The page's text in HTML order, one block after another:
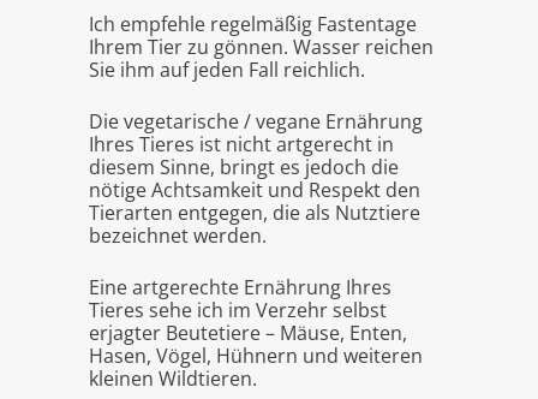
Ich empfehle regelmäßig Fastentage
Ihrem Tier zu gönnen. Wasser reichen
Sie ihm auf jeden Fall reichlich.
Die vegetarische / vegane Ernährung
Ihres Tieres ist nicht artgerecht in
diesem Sinne, bringt es jedoch die
nötige Achtsamkeit und Respekt den
Tierarten entgegen, die als Nutztiere
bezeichnet werden.
Eine artgerechte Ernährung Ihres
Tieres sehe ich im Verzehr selbst
erjagter Beutetiere – Mäuse, Enten,
Hasen, Vögel, Hühnern und weiteren
kleinen Wildtieren.